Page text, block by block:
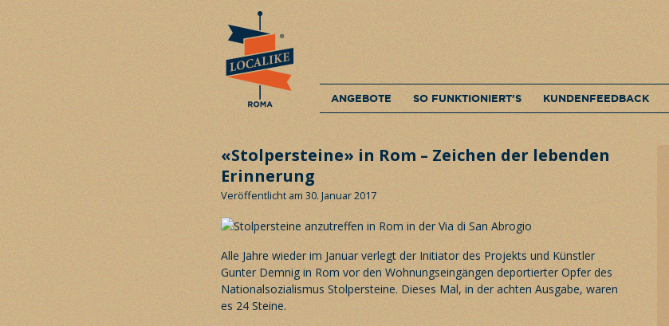
ANGEBOTE SO FUNKTIONIERT’S KUNDENFEEDBACK
«Stolpersteine» in Rom – Zeichen der lebenden
Erinnerung
Veröffentlicht am 30. Januar 2017
Alle Jahre wieder im Januar verlegt der Initiator des Projekts und Künstler
Gunter Demnig in Rom vor den Wohnungseingängen deportierter Opfer des
Nationalsozialismus Stolpersteine. Dieses Mal, in der achten Ausgabe, waren
es 24 Steine.